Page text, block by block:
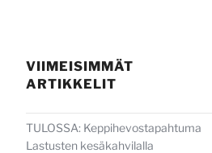
VIIMEISIMMÄT
ARTIKKELIT
TULOSSA: Keppihevostapahtuma
Lastusten kesäkahvilalla